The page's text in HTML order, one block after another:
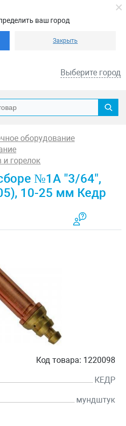
ваш город
Закрыть
Выберите город
оборудование
и горелок
№1А "3/64",
10-25 мм Кедр
Код товара: 1220098
КЕДР
мундштук